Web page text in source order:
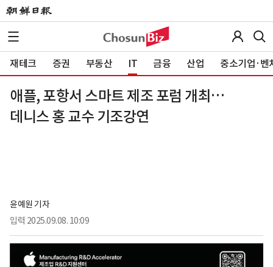
재테크 증권 부동산 IT 금융 산업 중소기업·벤
애플, 포항서 스마트 제조 포럼 개최…
데니스 홍 교수 기조강연
윤예원 기자
입력 2025.09.08. 10:09